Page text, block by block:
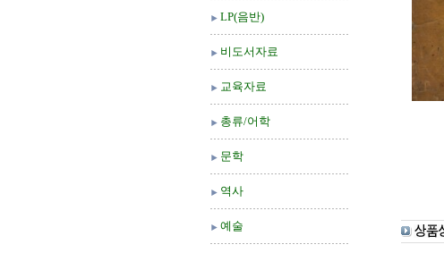
LP(음반)
비도서자료
교육자료
총류/어학
문학
역사
예술